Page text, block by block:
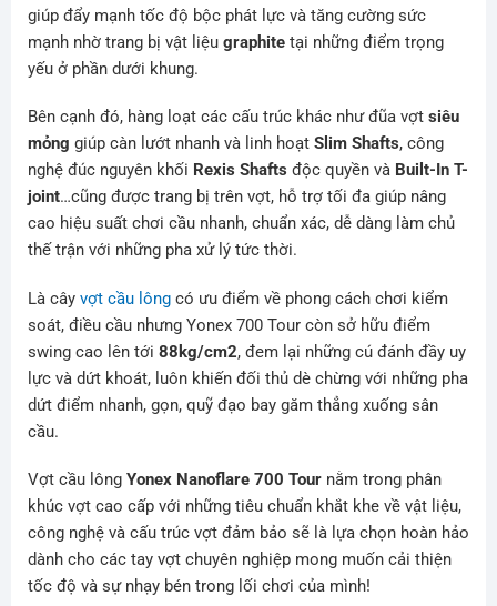
giúp đẩy mạnh tốc độ bộc phát lực và tăng cường sức
mạnh nhờ trang bị vật liệu graphitetại những điểm trọng
yếu ở phần dưới khung.
Bên cạnh đó, hàng loạt các cấu trúc khác như đũa vợt siêu
mỏng giúp càn lướt nhanh và linh hoạt Slim Shafts, công
nghệ đúc nguyên khối Rexis Shafts độc quyền và Built-In T-
joint…cũng được trang bị trên vợt, hỗ trợ tối đa giúp nâng
cao hiệu suất chơi cầu nhanh, chuẩn xác, dễ dàng làm chủ
thế trận với những pha xử lý tức thời.
Là cây vợt cầu lôngcó ưu điểm về phong cách chơi kiểm
soát, điều cầu nhưng Yonex 700 Tour còn sở hữu điểm
swing cao lên tới 88kg/cm2, đem lại những cú đánh đầy uy
lực và dứt khoát, luôn khiến đối thủ dè chừng với những pha
dứt điểm nhanh, gọn, quỹ đạo bay găm thẳng xuống sân
cầu.
Vợt cầu lông Yonex Nanoflare 700 Tournằm trong phân
khúc vợt cao cấp với những tiêu chuẩn khắt khe về vật liệu,
công nghệ và cấu trúc vợt đảm bảo sẽ là lựa chọn hoàn hảo
dành cho các tay vợt chuyên nghiệp mong muốn cải thiện
tốc độ và sự nhạy bén trong lối chơi của mình!